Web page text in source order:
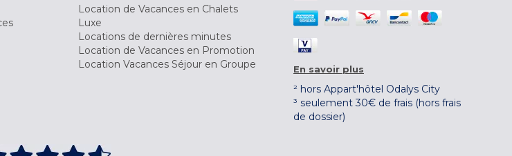
Location de Vacances en Chalets
Luxe
Locations de dernières minutes
Location de Vacances en Promotion
Location Vacances Séjour en Groupe
En savoir plus
² hors Appart'hôtel Odalys City
³ seulement 30€ de frais (hors frais
de dossier)